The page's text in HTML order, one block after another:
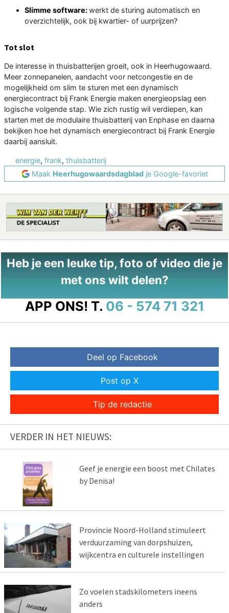
Slimme software:werkt de sturing automatisch en
overzichtelijk, ook bij kwartier- of uurprijzen?
Tot slot
De interesse in thuisbatterijen groeit, ook in Heerhugowaard.
Meer zonnepanelen, aandacht voor netcongestie en de
mogelijkheid om slim te sturen met een dynamisch
energiecontract bij Frank Energie maken energieopslag een
logische volgende stap. Wie zich rustig wil verdiepen, kan
starten met de modulaire thuisbatterij van Enphase en daarna
bekijken hoe het dynamisch energiecontract bij Frank Energie
daarbij aansluit.
energie, frank, thuisbatterij
Maak Heerhugowaardsdagbladje Google-favoriet
Heb je een leuke tip, foto of video die je
met ons wilt delen?
APP ONS! T. 06 - 574 71 321
Deel op Facebook
Post op X
Tip de redactie
VERDER IN HET NIEUWS:
Geef je energie een boost met Chilates
by Denisa!
Provincie Noord-Holland stimuleert
verduurzaming van dorpshuizen,
wijkcentra en culturele instellingen
Zo voelen stadskilometers ineens
anders